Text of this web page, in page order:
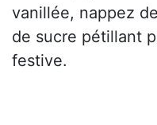
vanillée, nappez
de sucre pétillant
festive.